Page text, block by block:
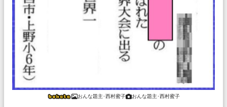
おんな題主･西村蜜子 おんな題主･西村蜜子